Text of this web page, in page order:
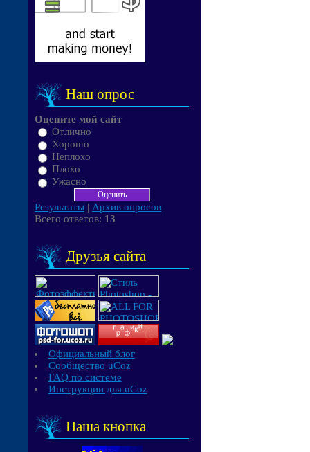
Наш опрос
Оцените мой сайт
Отлично
Хорошо
Неплохо
Плохо
Ужасно
Результаты | Архив опросов
Всего ответов: 13
Друзья сайта
Официальный блог
Сообщество uCoz
FAQ по системе
Инструкции для uCoz
Наша кнопка